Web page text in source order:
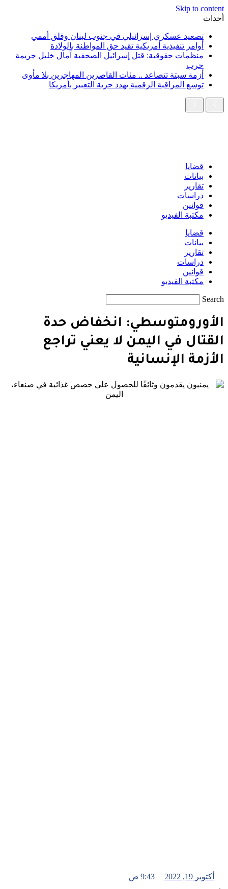
Skip to content
أحداث
تصعيد عسكري إسرائيلي في جنوب لبنان وقلق أممي
أوامر تنفيذية أمريكية تقيد حق المواطنة بالولادة
منظمات حقوقية: قتل إسرائيل الصحفية آمال خليل جريمة
حرب
أزمة سبتة تتصاعد .. مئات القاصرين المهاجرين بلا مأوى
توسع المراقبة الرقمية يهدد حرية التعبير بأمريكا
قضايا
بيانات
تقارير
دراسات
قوانين
مكتبة الفيديو
قضايا
بيانات
تقارير
دراسات
قوانين
مكتبة الفيديو
Search
الأورومتوسطي: انخفاض حدة
القتال في اليمن لا يعني تراجع
الأزمة الإنسانية
أكتوبر 19, 2022 9:43 ص